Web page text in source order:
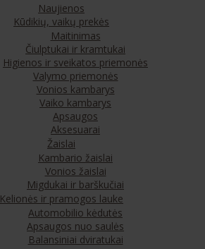
Naujienos
Kūdikių, vaikų prekės
Maitinimas
Čiulptukai ir kramtukai
Higienos ir sveikatos priemonės
Valymo priemonės
Vonios kambarys
Vaiko kambarys
Apsaugos
Aksesuarai
Žaislai
Kambario žaislai
Vonios žaislai
Migdukai ir barškučiai
Kelionės ir pramogos lauke
Automobilio kėdutės
Apsaugos nuo saulės
Balansiniai dviratukai